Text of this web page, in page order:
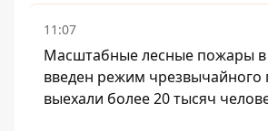
11:07
Масштабные лесные пожары в
введен режим чрезвычайного
выехали более 20 тысяч